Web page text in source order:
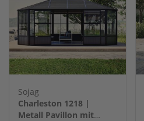
Sojag
Charleston 1218 |
Metall Pavillon mit